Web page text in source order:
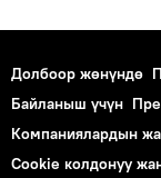
Долбоор жөнүндө
Байланыш үчүн
Компаниялардын
Cookie колдонуу